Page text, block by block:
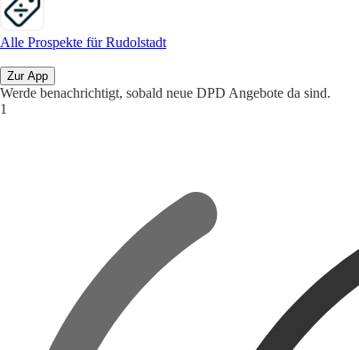
Alle Prospekte für Rudolstadt
Zur App
Werde benachrichtigt, sobald neue DPD Angebote da sind.